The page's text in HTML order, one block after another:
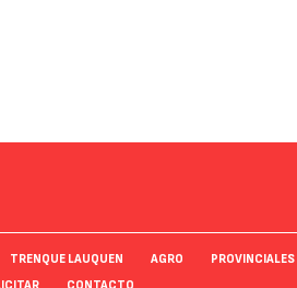
TRENQUE LAUQUEN AGRO
PROVINCIALES
CONTACTO